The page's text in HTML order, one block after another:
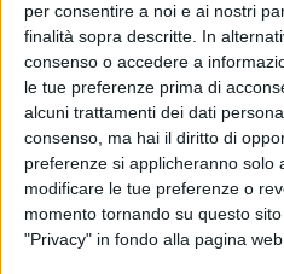
per consentire a noi e ai nostri
finalità sopra descritte. In
consenso o accedere a
le tue preferenze prima di
alcuni trattamenti dei dati
consenso, ma hai il diritto di
preferenze si applicheranno solo
modificare le tue preferenze o
momento tornando su questo
"Privacy" in fondo alla pagina web.
diAndrea Basso